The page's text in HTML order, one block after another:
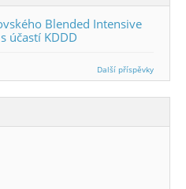
Blended Intensive
účastí KDDD
Další příspěvky